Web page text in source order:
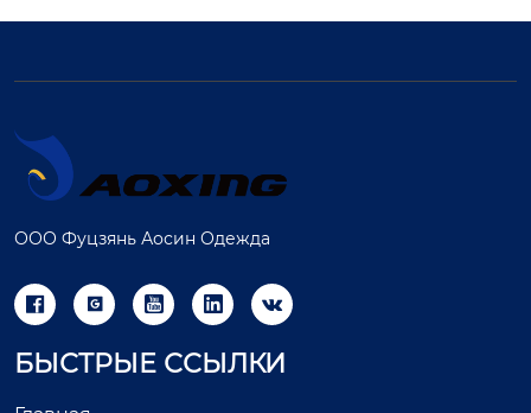
ООО Фуцзянь Аосин Одежда
    
БЫСТРЫЕ ССЫЛКИ